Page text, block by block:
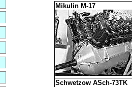
Mikulin M-17
Schwetzow ASch-73TK